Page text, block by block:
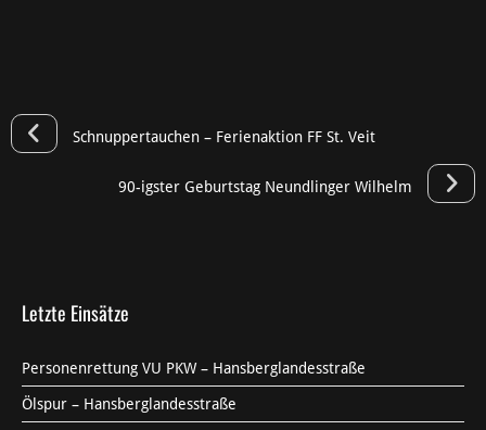
Schnuppertauchen – Ferienaktion FF St. Veit
90-igster Geburtstag Neundlinger Wilhelm
Letzte Einsätze
Personenrettung VU PKW – Hansberglandesstraße
Ölspur – Hansberglandesstraße